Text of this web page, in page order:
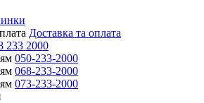
Доставка та оплата
233 2000
050-233-2000
068-233-2000
073-233-2000